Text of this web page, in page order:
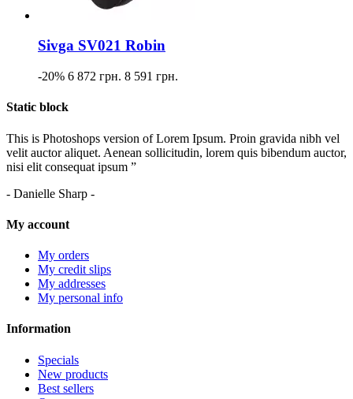
Sivga SV021 Robin
-20% 6 872 грн. 8 591 грн.
Static block
This is Photoshops version of Lorem Ipsum. Proin gravida nibh vel
velit auctor aliquet. Aenean sollicitudin, lorem quis bibendum auctor,
nisi elit consequat ipsum ”
- Danielle Sharp -
My account
My orders
My credit slips
My addresses
My personal info
Information
Specials
New products
Best sellers